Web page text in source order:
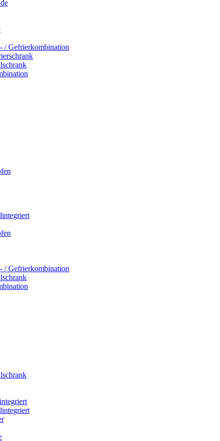
/ Gefrierkombination
/ Gefrierkombination